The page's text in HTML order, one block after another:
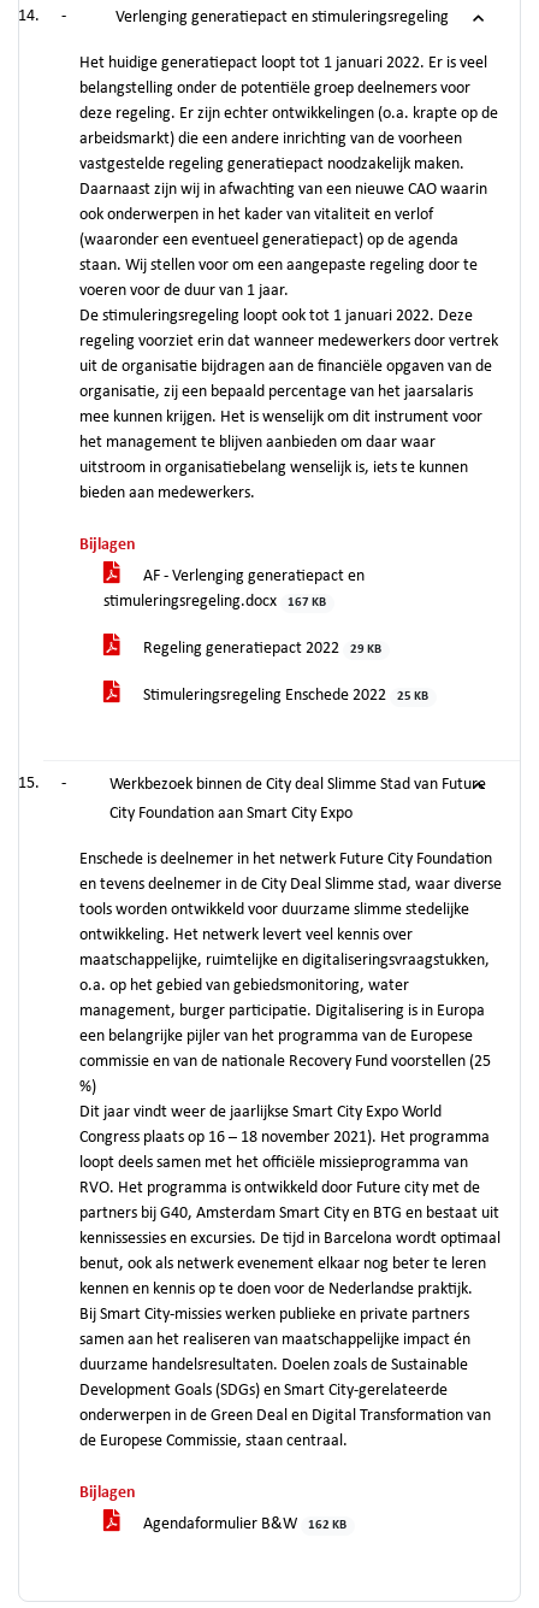
- Verlenging generatiepact en stimuleringsregeling
Het huidige generatiepact loopt tot 1 januari 2022. Er is veel
belangstelling onder de potentiële groep deelnemers voor
deze regeling. Er zijn echter ontwikkelingen (o.a. krapte op de
arbeidsmarkt) die een andere inrichting van de voorheen
vastgestelde regeling generatiepact noodzakelijk maken.
Daarnaast zijn wij in afwachting van een nieuwe CAO waarin
ook onderwerpen in het kader van vitaliteit en verlof
(waaronder een eventueel generatiepact) op de agenda
staan. Wij stellen voor om een aangepaste regeling door te
voeren voor de duur van 1 jaar.
De stimuleringsregeling loopt ook tot 1 januari 2022. Deze
regeling voorziet erin dat wanneer medewerkers door vertrek
uit de organisatie bijdragen aan de financiële opgaven van de
organisatie, zij een bepaald percentage van het jaarsalaris
mee kunnen krijgen. Het is wenselijk om dit instrument voor
het management te blijven aanbieden om daar waar
uitstroom in organisatiebelang wenselijk is, iets te kunnen
bieden aan medewerkers.
Bijlagen
AF - Verlenging generatiepact en
stimuleringsregeling.docx
167 KB
Regeling generatiepact 2022 29 KB
Stimuleringsregeling Enschede 2022 25 KB
-
Werkbezoek binnen de City deal Slimme Stad van Future
City Foundation aan Smart City Expo
Enschede is deelnemer in het netwerk Future City Foundation
en tevens deelnemer in de City Deal Slimme stad, waar diverse
tools worden ontwikkeld voor duurzame slimme stedelijke
ontwikkeling. Het netwerk levert veel kennis over
maatschappelijke, ruimtelijke en digitaliseringsvraagstukken,
o.a. op het gebied van gebiedsmonitoring, water
management, burger participatie. Digitalisering is in Europa
een belangrijke pijler van het programma van de Europese
commissie en van de nationale Recovery Fund voorstellen (25
%)
Dit jaar vindt weer de jaarlijkse Smart City Expo World
Congress plaats op 16 – 18 november 2021). Het programma
loopt deels samen met het officiële missieprogramma van
RVO. Het programma is ontwikkeld door Future city met de
partners bij G40, Amsterdam Smart City en BTG en bestaat uit
kennissessies en excursies. De tijd in Barcelona wordt optimaal
benut, ook als netwerk evenement elkaar nog beter te leren
kennen en kennis op te doen voor de Nederlandse praktijk.
Bij Smart City-missies werken publieke en private partners
samen aan het realiseren van maatschappelijke impact én
duurzame handelsresultaten. Doelen zoals de Sustainable
Development Goals (SDGs) en Smart City-gerelateerde
onderwerpen in de Green Deal en Digital Transformation van
de Europese Commissie, staan centraal.
Bijlagen
Agendaformulier B&W
162 KB